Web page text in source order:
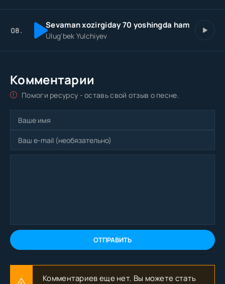
08. Sevaman xozirgiday 70 yoshingda ham
Ulug'bek Yulchiyev
Комментарии
Помоги ресурсу - оставь свой отзыв о песне.
ОТПРАВИТЬ
Комментариев еще нет. Вы можете стать